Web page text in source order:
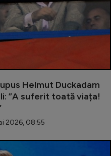
Helmut Duckadam
”A suferit toată viața!
2026, 08:55